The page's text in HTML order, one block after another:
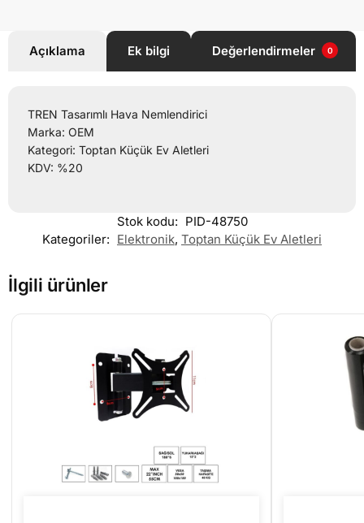
Açıklama Ek bilgi Değerlendirmeler 0
TREN Tasarımlı Hava Nemlendirici
Marka: OEM
Kategori: Toptan Küçük Ev Aletleri
KDV: %20
Stok kodu: PID-48750
Kategoriler: Elektronik, Toptan Küçük Ev Aletleri
İlgili ürünler